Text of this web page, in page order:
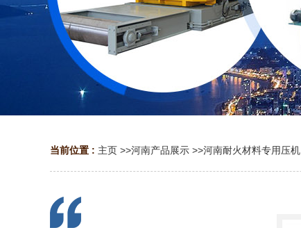
当前位置 : 主页 >>河南产品展示 >>河南耐火材料专用压机